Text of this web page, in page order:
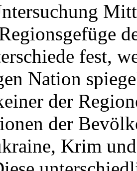
fest,
Nation
der
der
Krim